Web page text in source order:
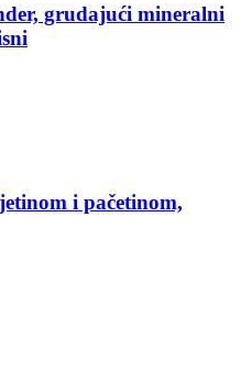
grudajući mineralni
i pačetinom,